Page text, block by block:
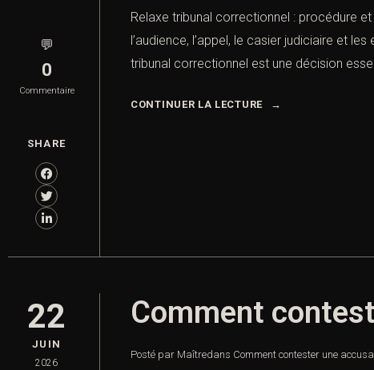
💬
0
Commentaire
SHARE
Relaxe tribunal correctionnel : procédure
l’audience, l’appel, le casier judiciaire et
tribunal correctionnel est une décision
CONTINUER LA LECTURE
22
JUIN
2026
Comment
Posté par Maîtredans Comment contester une